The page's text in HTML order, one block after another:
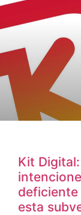
Kit
esta